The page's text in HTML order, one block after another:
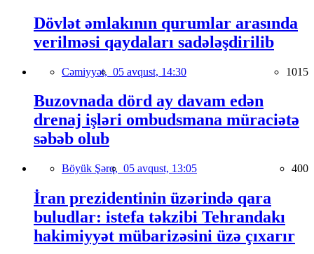
Dövlət əmlakının qurumlar arasında
verilməsi qaydaları sadələşdirilib
Cəmiyyət, 05 avqust, 14:30 1015
Buzovnada dörd ay davam edən
drenaj işləri ombudsmana müraciətə
səbəb olub
Böyük Şərq, 05 avqust, 13:05 400
İran prezidentinin üzərində qara
buludlar: istefa təkzibi Tehrandakı
hakimiyyət mübarizəsini üzə çıxarır